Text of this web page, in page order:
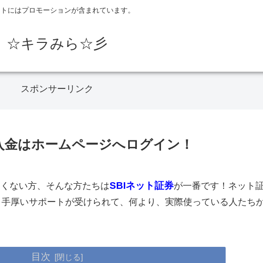
にはプロモーションが含まれています。
☆キラみら☆彡
スポンサーリンク
はホームページへログイン！
ない方、そんな方たちはSBIネット証券が一番です！ネット
厚いサポートが受けられて、何より、実際使っている人たち
目次